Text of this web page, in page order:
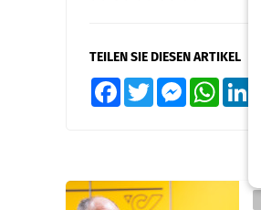
TEILEN SIE DIESEN ARTIKEL
FacebookTwitter MessengerWhatsApp